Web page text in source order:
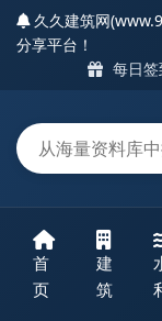
久久建筑网
分享平台！
每日签
首
页
建
筑